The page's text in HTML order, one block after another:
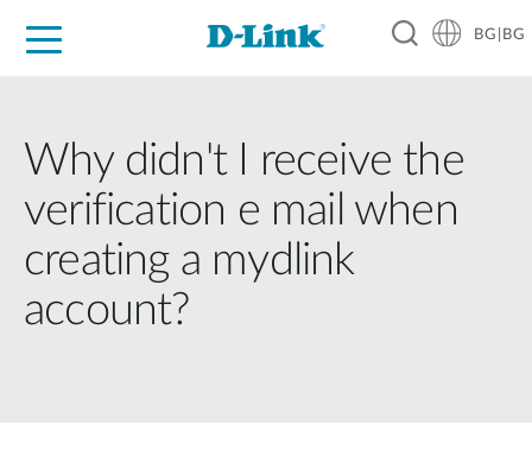
BG|BG
Why didn't I receive the
verification e mail when
creating a mydlink
account?